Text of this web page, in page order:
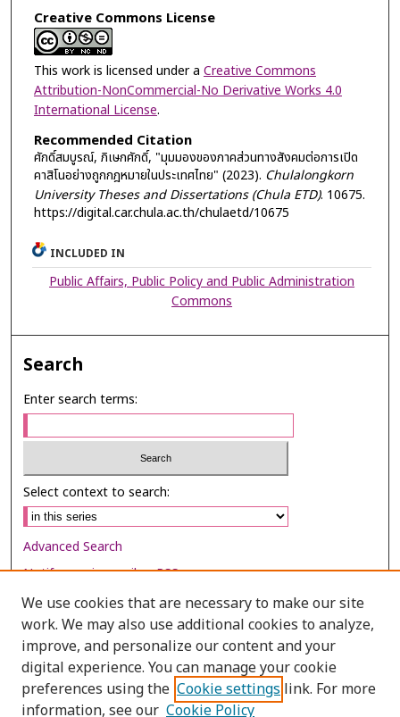
Creative Commons License
This work is licensed under a Creative Commons
Attribution-NonCommercial-No Derivative Works 4.0
International License.
Recommended Citation
ศักดิ์สมบูรณ์, ภิเษกศักดิ์, "มุมมองของภาคส่วนทางสังคมต่อการเปิด
คาสิโนอย่างถูกกฎหมายในประเทศไทย" (2023). Chulalongkorn
University Theses and Dissertations (Chula ETD). 10675.
https://digital.car.chula.ac.th/chulaetd/10675
INCLUDED IN
Public Affairs, Public Policy and Public Administration
Commons
Search
Enter search terms:
Select context to search:
Advanced Search
Notify me via email orRSS
Browse
Collections
Disciplines
Authors
We use cookies that are necessary to make our site
work. We may also use additional cookies to analyze,
improve, and personalize our content and your
digital experience. You can manage your cookie
preferences using the Cookie settings link. For more
information, see our Cookie Policy